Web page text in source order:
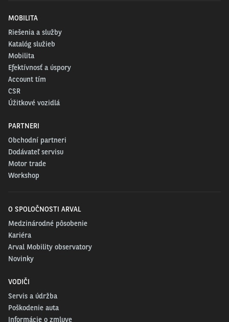
MOBILITA
Riešenia a služby
Katalóg služieb
Mobilita
Efektívnosť a úspory
Account tím
CSR
Úžitkové vozidlá
PARTNERI
Obchodní partneri
Dodávateľ servisu
Motor trade
Workshop
O SPOLOČNOSTI ARVAL
Medzinárodné pôsobenie
Kariéra
Arval Mobility observatory
Novinky
VODIČI
Servis a údržba
Poškodenie auta
Informácie o zmluve